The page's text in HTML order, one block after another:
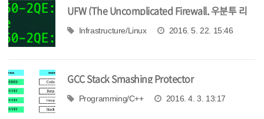
UFW (The Uncomplicated Firewall, 우분투 리
눅스 방화벽 데몬) 의 활용
Infrastructure/Linux 2016. 5. 22. 15:46
GCC Stack Smashing Protector
Programming/C++ 2016. 4. 3. 13:17